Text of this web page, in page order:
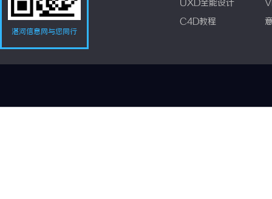
湛河信息网与您同行
UXD全能设计
C4D教程